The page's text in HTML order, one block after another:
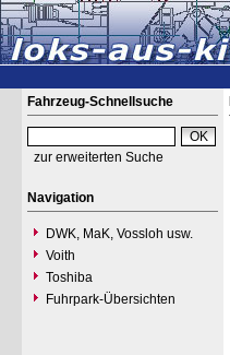
Fahrzeug-Schnellsuche
zur erweiterten Suche
Navigation
DWK, MaK, Vossloh usw.
Voith
Toshiba
Fuhrpark-Übersichten